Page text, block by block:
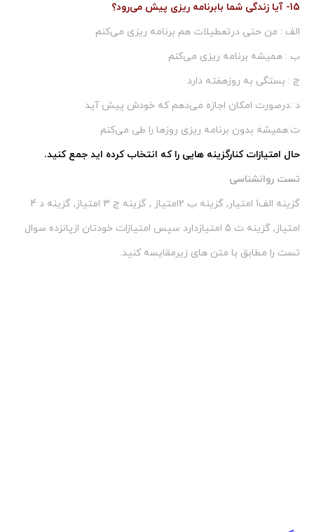
15- آیا زندگی شما بابرنامه ریزی پیش می‌رود؟
الف : من حتی درتعطیلات هم برنامه ریزی می‌كنم
ب : همیشه برنامه ریزی می‌كنم
ج : بستگی به روزهفته دارد
د :درصورت امكان اجازه می‌دهم كه خودش پیش آید
ت:همیشه بدون برنامه ریزی روزها را طی می‌كنم
حال امتیازات كنارگزینه هایی را كه انتخاب كرده اید جمع كنید.
تست روانشناسی
گزینه الف1 امتیار, گزینه ب 2امتیاز , گزینه ج 3 امتیاز, گزینه د 4
امتیاز, گزینه ت 5 امتیازدارد سپس امتیازات خودتان ازپانزده سوال
تست را مطابق با متن های زیرمقایسه كنید.